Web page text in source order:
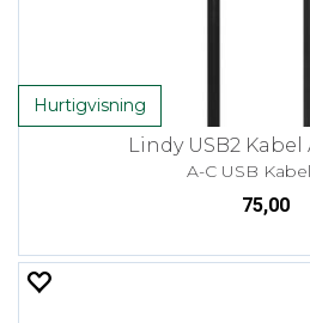
Hurtigvisning
Lindy USB2 Kabel
A-C USB
75,00